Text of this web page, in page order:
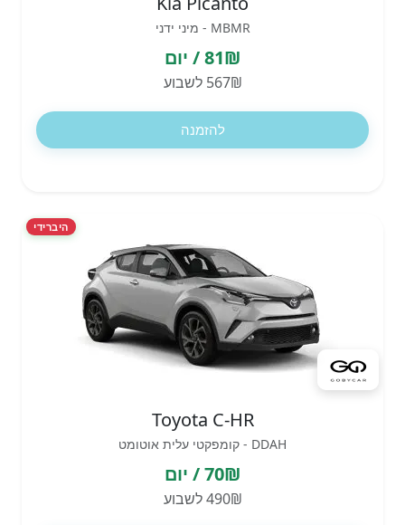
MBMR - מיני ידני
81₪ / יום
567₪ לשבוע
להזמנה
היברידי
Toyota C-HR
DDAH - קומפקטי עלית אוטומט
70₪ / יום
490₪ לשבוע